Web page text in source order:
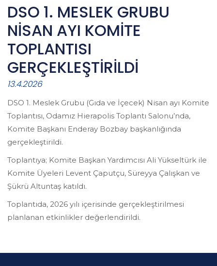
DSO 1. MESLEK GRUBU
NİSAN AYI KOMİTE
TOPLANTISI
GERÇEKLEŞTİRİLDİ
13.4.2026
DSO 1. Meslek Grubu (Gıda ve İçecek) Nisan ayı Komite
Toplantısı, Odamız Hierapolis Toplantı Salonu’nda,
Komite Başkanı Enderay Bozbay başkanlığında
gerçekleştirildi.
Toplantıya; Komite Başkan Yardımcısı Ali Yükseltürk ile
Komite Üyeleri Levent Çaputçu, Süreyya Çalışkan ve
Şükrü Altuntaş katıldı.
Toplantıda, 2026 yılı içerisinde gerçekleştirilmesi
planlanan etkinlikler değerlendirildi.